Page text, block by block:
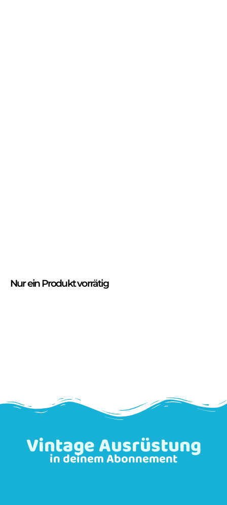
Nurein Produktvorrätig
Vintage Ausrüstung
in deinem Abonnement